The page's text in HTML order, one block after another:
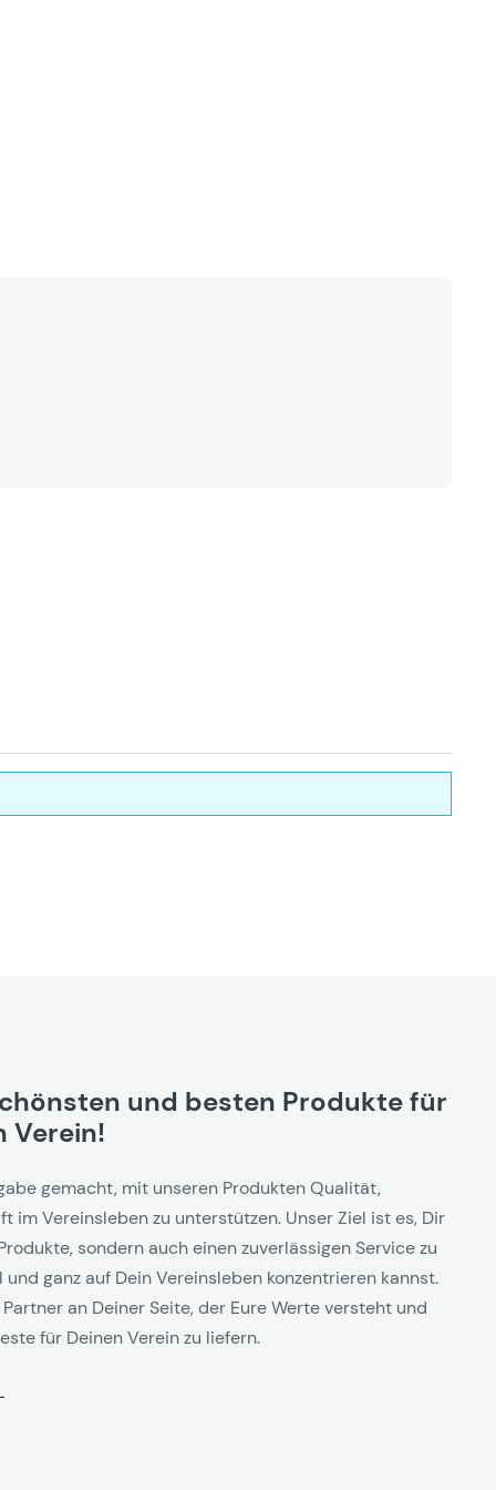
und besten Produkte für
Verein!
gemacht, mit unseren Produkten Qualität,
im Vereinsleben zu unterstützen. Unser Ziel ist es, Dir
sondern auch einen zuverlässigen Service zu
ganz auf Dein Vereinsleben konzentrieren kannst.
an Deiner Seite, der Eure Werte versteht und
für Deinen Verein zu liefern.